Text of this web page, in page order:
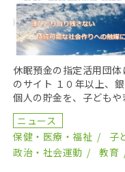
休眠預金の指定活用団
のサイト １０年以上、
個人の貯金を、子ども
民間団体に配分する「
ニュース
保健・医療・福祉
子
政治・社会運動
教育